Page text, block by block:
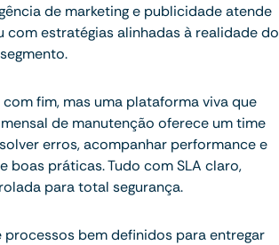
de marketing e publicidade atende
estratégias alinhadas à realidade do
fim, mas uma plataforma viva que
de manutenção oferece um time
erros, acompanhar performance e
boas práticas. Tudo com SLA claro,
para total segurança.
bem definidos para entregar